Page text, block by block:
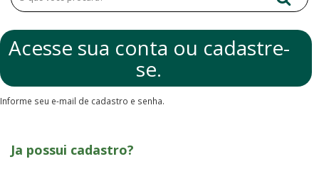
Acesse sua conta ou cadastre-
se.
Informe seu e-mail de cadastro e senha.
Ja possui cadastro?